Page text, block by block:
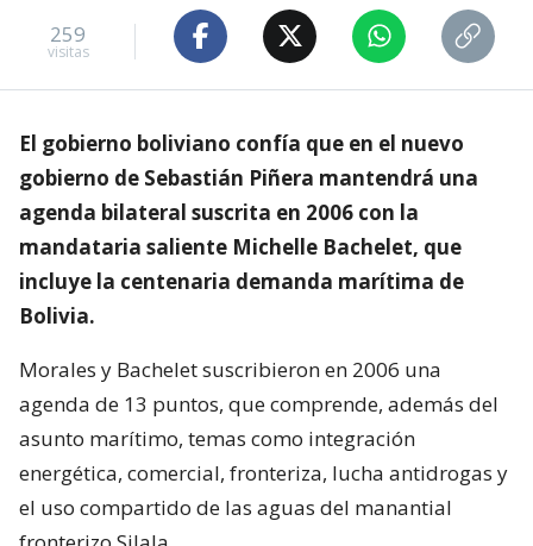
259
visitas
El gobierno boliviano confía que en el nuevo
gobierno de Sebastián Piñera mantendrá una
agenda bilateral suscrita en 2006 con la
mandataria saliente Michelle Bachelet, que
incluye la centenaria demanda marítima de
Bolivia.
Morales y Bachelet suscribieron en 2006 una
agenda de 13 puntos, que comprende, además del
asunto marítimo, temas como integración
energética, comercial, fronteriza, lucha antidrogas y
el uso compartido de las aguas del manantial